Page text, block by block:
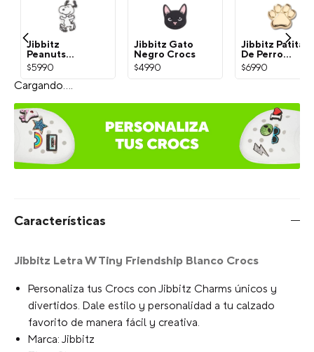
Jibbitz
Peanuts
Snoopy
Blanco Crocs
$5990
Jibbitz Gato
Negro Crocs
$4990
Jibbitz Patita
De Perro
Dorada Crocs
$6990
¡Exprésate con Jibbitz!
Selecciona el estilo del Charm:
Escribe para agregar Limite de Caracteres
Tu selección:
Escribe para agregar